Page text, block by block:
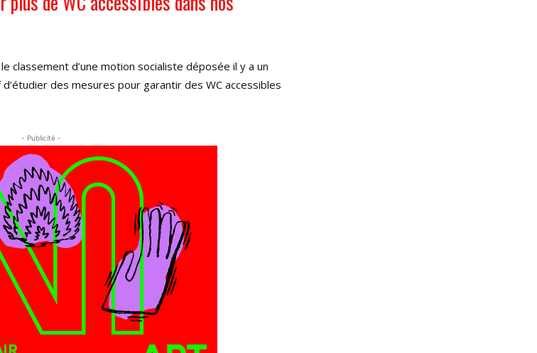
classement d’une motion socialiste déposée il y a un
d’étudier des mesures pour garantir des WC accessibles
- Publicité -